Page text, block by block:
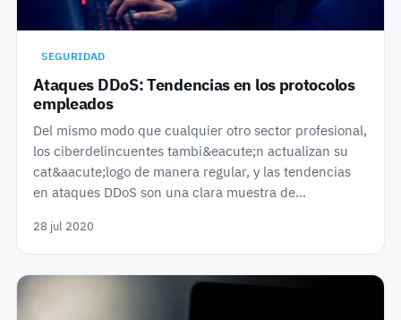
SEGURIDAD
Ataques DDoS: Tendencias en los protocolos
empleados
Del mismo modo que cualquier otro sector profesional,
los ciberdelincuentes tambi&eacute;n actualizan su
cat&aacute;logo de manera regular, y las tendencias
en ataques DDoS son una clara muestra de…
28 jul 2020